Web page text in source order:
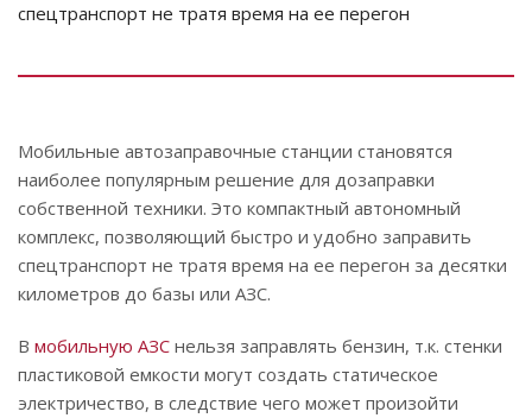
спецтранспорт не тратя время на ее перегон
Мобильные автозаправочные станции становятся
наиболее популярным решение для дозаправки
собственной техники. Это компактный автономный
комплекс, позволяющий быстро и удобно заправить
спецтранспорт не тратя время на ее перегон за десятки
километров до базы или АЗС.
В мобильную АЗС нельзя заправлять бензин, т.к. стенки
пластиковой емкости могут создать статическое
электричество, в следствие чего может произойти